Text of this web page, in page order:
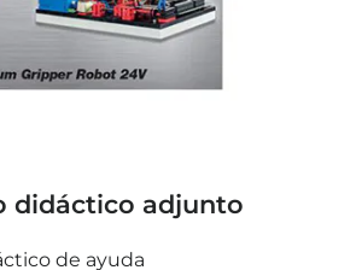
didáctico adjunto
de ayuda